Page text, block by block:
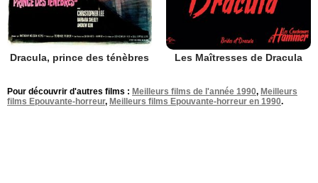
Dracula, prince des ténèbres Les Maîtresses de Dracula
Pour découvrir d'autres films : Meilleurs films de l'année 1990, Meilleurs
films Epouvante-horreur, Meilleurs films Epouvante-horreur en 1990.